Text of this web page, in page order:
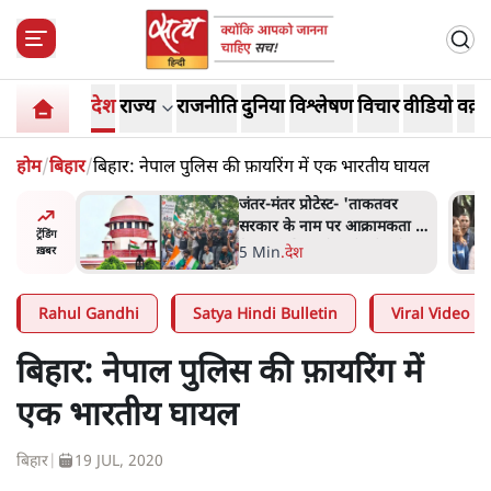
देशराज्य राजनीतिदुनियाविश्लेषणविचारवीडियो
होम/बिहार/बिहार: नेपाल पुलिस की फ़ायरिंग में एक भारतीय घायल
ट्रेंडिंग
ख़बर
न
सुने':
जंतर मंतर प्रोटेस्ट: 'युवाओं को
प्रताड़ित किया जा रहा है, पर मोदी-
शाह में बोलने की हिम्मत नहीं'-
7 Min.देश
Rahul Gandhi Satya Hindi Bulletin Viral Video
बिहार: नेपाल पुलिस की फ़ायरिंग में
एक भारतीय घायल
बिहार 19 JUL, 2020